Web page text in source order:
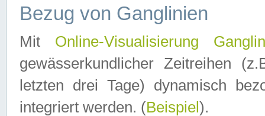
Bezug von Ganglinien
Mit Online-Visualisierung
gewässerkundlicher Zeitreihen
letzten drei Tage) dynamisch
integriert werden. (Beispiel ).